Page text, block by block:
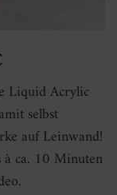
Liquid Acrylic
selbst
auf Leinwand!
ca. 10 Minuten